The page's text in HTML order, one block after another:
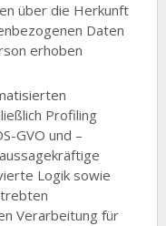
über die Herkunft
Daten
erhoben
Profiling
GVO und –
Logik sowie
Verarbeitung für